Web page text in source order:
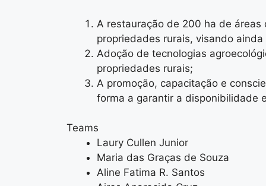
A restauração de 200 ha de
propriedades rurais, visando
Adoção de tecnologias
propriedades rurais;
A promoção, capacitação e
forma a garantir a disponibilidade
Teams
Laury Cullen Junior
Maria das Graças de Souza
Aline Fatima R. Santos